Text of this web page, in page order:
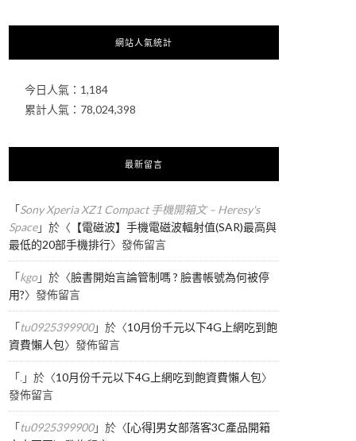
網站人氣統計
今日人氣： 1,184
累計人氣： 78,024,398
最新留言
「Sony Xperia XZ1 Compact 手機開箱文 – Heresy's
Space」於〈 【電磁波】手機電磁波輻射值(SAR)最高與
最低的20部手機排行〉發佈留言
「kgo」於〈臉書開始言論管制嗎 ? 臉書帳號為何被停
用?〉發佈留言
「tu0925399900」於〈10月份千元以下4G上網吃到飽
資費懶人包〉發佈留言
「.」於〈10月份千元以下4G上網吃到飽資費懶人包〉
發佈留言
「tu0925399900」於〈[心得]男女部落客3C產品開箱